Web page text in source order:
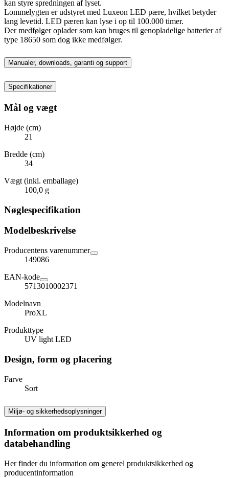
kan styre spredningen af lyset.
Lommelygten er udstyret med Luxeon LED pære, hvilket betyder
lang levetid. LED pæren kan lyse i op til 100.000 timer.
Der medfølger oplader som kan bruges til genopladelige batterier af
type 18650 som dog ikke medfølger.
Manualer, downloads, garanti og support
Specifikationer
Mål og vægt
Højde (cm)
21
Bredde (cm)
34
Vægt (inkl. emballage)
100,0 g
Nøglespecifikation
Modelbeskrivelse
Producentens varenummer
149086
EAN-kode
5713010002371
Modelnavn
ProXL
Produkttype
UV light LED
Design, form og placering
Farve
Sort
Miljø- og sikkerhedsoplysninger
Information om produktsikkerhed og
databehandling
Her finder du information om generel produktsikkerhed og
producentinformation